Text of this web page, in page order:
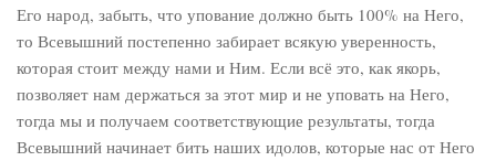
Его народ, забыть, что упование должно быть 100% на Него,
то Всевышний постепенно забирает всякую уверенность,
которая стоит между нами и Ним. Если всё это, как якорь,
позволяет нам держаться за этот мир и не уповать на Него,
тогда мы и получаем соответствующие результаты, тогда
Всевышний начинает бить наших идолов, которые нас от Него